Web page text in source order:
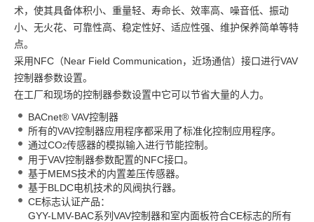
术，使其具备体积小、重量轻、寿命长、效率高、噪音低、振动
小、无火花、可靠性高、稳定性好、适应性强、维护保养简单等特
点。
采用NFC（Near Field Communication，近场通信）接口进行VAV
控制器参数设置。
在工厂和现场的控制器参数设置中它可以节省大量的人力。
BACnet® VAV控制器
所有的VAV控制器应用程序都采用了标准化控制应用程序。
通过CO2传感器的模拟输入进行节能控制。
用于VAV控制器参数配置的NFC接口。
基于MEMS技术的内置差压传感器。
基于BLDC电机技术的风阀执行器。
CE标志认证产品：
GYY-LMV-BAC系列VAV控制器和室内面板符合CE标志的所有